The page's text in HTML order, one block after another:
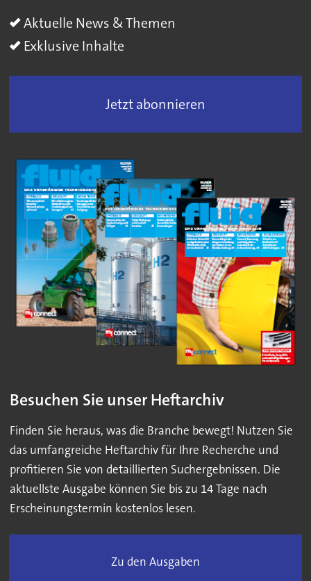
Aktuelle News & Themen
Exklusive Inhalte
Jetzt abonnieren
Besuchen Sie unser Heftarchiv
Finden Sie heraus, was die Branche bewegt! Nutzen Sie
das umfangreiche Heftarchiv für Ihre Recherche und
profitieren Sie von detaillierten Suchergebnissen. Die
aktuellste Ausgabe können Sie bis zu 14 Tage nach
Erscheinungstermin kostenlos lesen.
Zu den Ausgaben